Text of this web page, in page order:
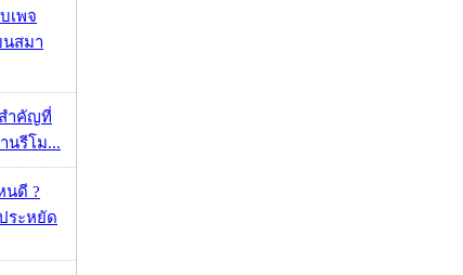
เพจ
นสมา
สำคัญที่
นรีโม...
นดี ?
ระหยัด